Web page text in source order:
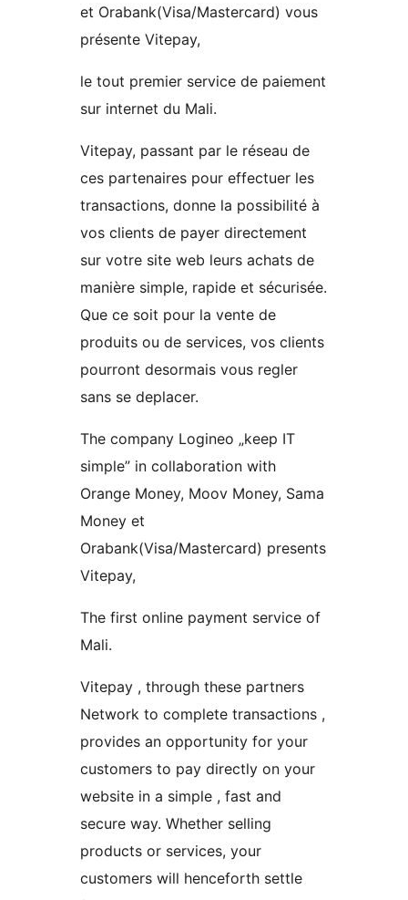
et Orabank(Visa/Mastercard) vous
présente Vitepay,
le tout premier service de paiement
sur internet du Mali.
Vitepay, passant par le réseau de
ces partenaires pour effectuer les
transactions, donne la possibilité à
vos clients de payer directement
sur votre site web leurs achats de
manière simple, rapide et sécurisée.
Que ce soit pour la vente de
produits ou de services, vos clients
pourront desormais vous regler
sans se deplacer.
The company Logineo „keep IT
simple” in collaboration with
Orange Money, Moov Money, Sama
Money et
Orabank(Visa/Mastercard) presents
Vitepay,
The first online payment service of
Mali.
Vitepay , through these partners
Network to complete transactions ,
provides an opportunity for your
customers to pay directly on your
website in a simple , fast and
secure way. Whether selling
products or services, your
customers will henceforth settle